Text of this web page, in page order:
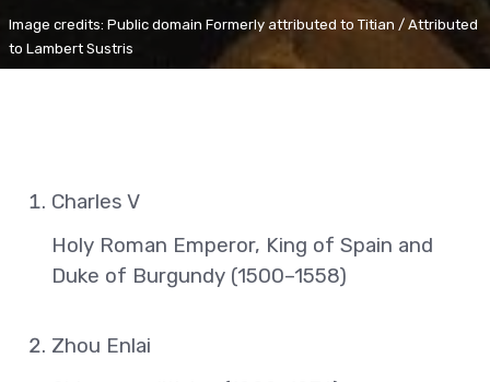
Image credits: Public domain Formerly attributed to Titian / Attributed
to Lambert Sustris
Charles V
Holy Roman Emperor, King of Spain and
Duke of Burgundy (1500–1558)
Zhou Enlai